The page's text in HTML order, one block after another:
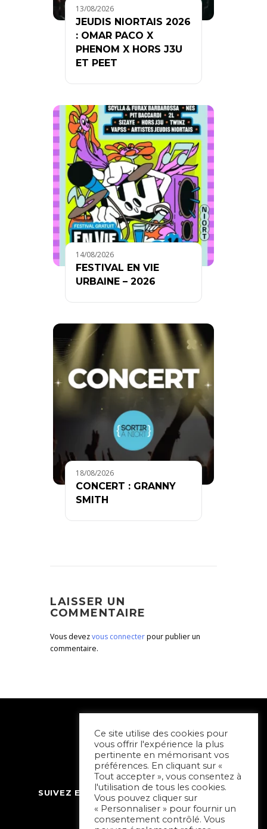
13/08/2026
JEUDIS NIORTAIS 2026
: OMAR PACO X
PHENOM X HORS J3U
ET PEET
14/08/2026
FESTIVAL EN VIE
URBAINE – 2026
18/08/2026
CONCERT : GRANNY
SMITH
LAISSER UN
COMMENTAIRE
Vous devezvous connecterpour publier un
commentaire.
SUIVEZ ET CONTACTEZ SORTIR À NIORT
Ce site utilise des cookies pour
vous offrir l'expérience la plus
pertinente en mémorisant vos
préférences. En cliquant sur «
Tout accepter », vous consentez à
l'utilisation de tous les cookies.
Vous pouvez cliquer sur
« Personnaliser » pour fournir un
consentement contrôlé. Vous